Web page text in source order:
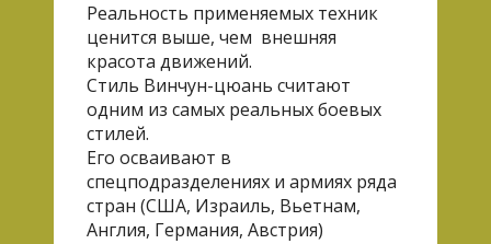
Реальность применяемых техник
ценится выше, чем внешняя
красота движений.
Стиль Винчун-цюань считают
одним из самых реальных боевых
стилей.
Его осваивают в
спецподразделениях и армиях ряда
стран (США, Израиль, Вьетнам,
Англия, Германия, Австрия)